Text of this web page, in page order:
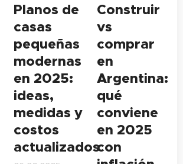
Planos de
casas
pequeñas
modernas
en 2025:
ideas,
medidas y
costos
actualizados
Construir
vs
comprar
en
Argentina:
qué
conviene
en 2025
con